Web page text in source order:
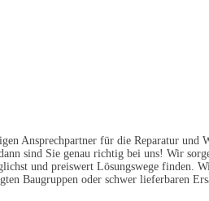
Ansprechpartner für die Reparatur und
sind Sie genau richtig bei uns! Wir
und preiswert Lösungswege finden.
Baugruppen oder schwer lieferbaren